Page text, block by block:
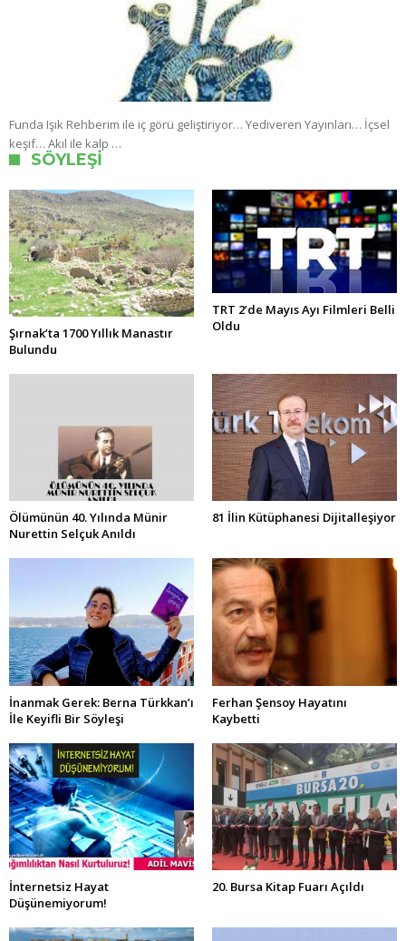
Funda Işık Rehberim ile iç görü geliştiriyor… Yediveren Yayınları… İçsel
keşif… Akıl ile kalp …
SÖYLEŞI
Şırnak’ta 1700 Yıllık Manastır
Bulundu
TRT 2’de Mayıs Ayı Filmleri Belli
Oldu
Ölümünün 40. Yılında Münir
Nurettin Selçuk Anıldı
81 İlin Kütüphanesi Dijitalleşiyor
İnanmak Gerek: Berna Türkkan’ı
İle Keyifli Bir Söyleşi
Ferhan Şensoy Hayatını
Kaybetti
İnternetsiz Hayat
Düşünemiyorum!
20. Bursa Kitap Fuarı Açıldı